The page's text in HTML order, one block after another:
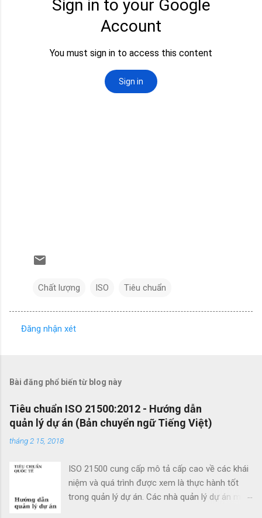
Chất lượng ISO Tiêu chuẩn
x
é
t
Đăng nhận xét
Bài đăng phổ biến từ blog này
Tiêu chuẩn ISO 21500:2012 - Hướng dẫn
quản lý dự án (Bản chuyển ngữ Tiếng Việt)
tháng 2 15, 2018
ISO 21500 cung cấp mô tả cấp cao về các khái
niệm và quá trình được xem là thực hành tốt
trong quản lý dự án. Các nhà quản lý dự án mới